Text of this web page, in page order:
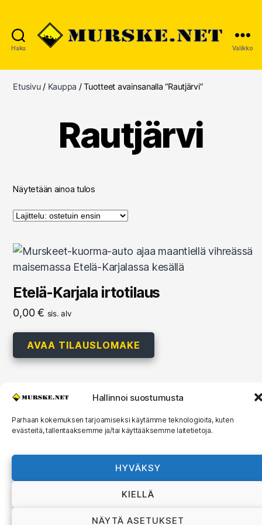
Hallinnoi suostumusta
Parhaan kokemuksen tarjoamiseksi käytämme teknologioita, kuten
evästeitä, tallentaaksemme ja/tai käyttääksemme laitetietoja.
HYVÄKSY
KIELLÄ
NÄYTÄ ASETUKSET
Haku Valikko
Etusivu/ Kauppa / Tuotteet avainsanalla “Rautjärvi”
Rautjärvi
Näytetään ainoa tulos
Etelä-Karjala irtotilaus
0,00€ sis. alv
AVAA TILAUSLOMAKE
© 2026 MURSKE.NET
Murske.net Suomi Oy:n toimitusehdot ja
Ylös